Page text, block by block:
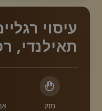
עיסוי
תאילנדי,
חָזָק